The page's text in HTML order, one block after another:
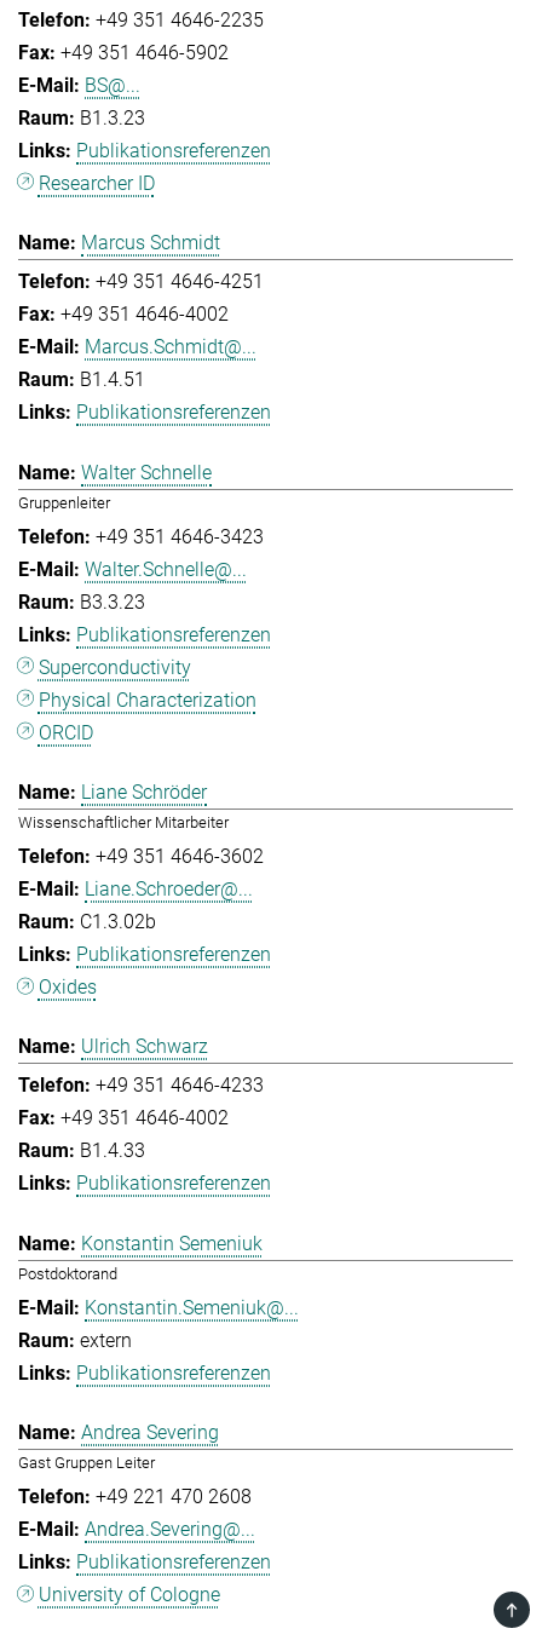
+49 351 4646-2235
+49 351 4646-5902
BS@...
B1.3.23
Publikationsreferenzen
Researcher ID
Marcus Schmidt
+49 351 4646-4251
+49 351 4646-4002
Marcus.Schmidt@...
B1.4.51
Publikationsreferenzen
Walter Schnelle
Gruppenleiter
+49 351 4646-3423
Walter.Schnelle@...
B3.3.23
Publikationsreferenzen
Superconductivity
Physical Characterization
ORCID
Liane Schröder
Wissenschaftlicher Mitarbeiter
+49 351 4646-3602
Liane.Schroeder@...
C1.3.02b
Publikationsreferenzen
Oxides
Ulrich Schwarz
+49 351 4646-4233
+49 351 4646-4002
B1.4.33
Publikationsreferenzen
Konstantin Semeniuk
Postdoktorand
Konstantin.Semeniuk@...
extern
Publikationsreferenzen
Andrea Severing
Gast Gruppen Leiter
+49 221 470 2608
Andrea.Severing@...
Publikationsreferenzen
University of Cologne
TOP